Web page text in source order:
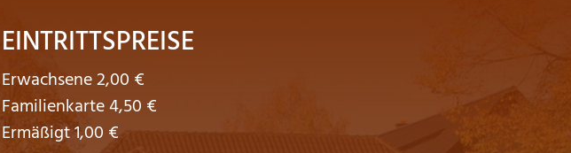
EINTRITTSPREISE
Erwachsene 2,00 €
Familienkarte 4,50 €
Ermäßigt 1,00 €